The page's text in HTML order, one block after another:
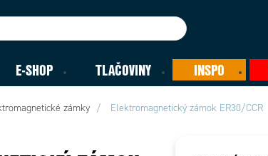
E-SHOP TLAČOVINY INSPO
zámky Elektromagnetický zámok ER30/CCR